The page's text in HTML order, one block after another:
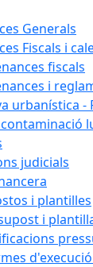
Generals
Fiscals i
fiscals
i
urbanística -
judicials
i plantilles
i